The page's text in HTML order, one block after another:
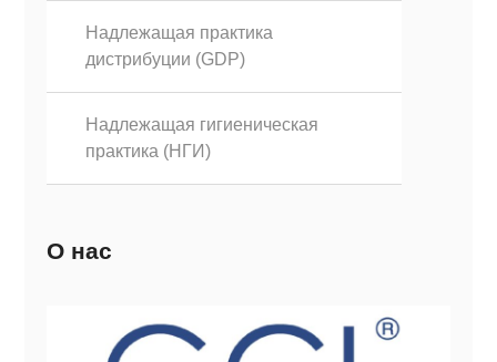
Надлежащая практика
дистрибуции (GDP)
Надлежащая гигиеническая
практика (НГИ)
О нас